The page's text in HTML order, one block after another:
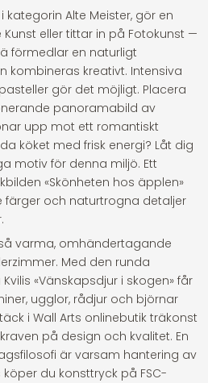
Alte Meister, gör en
eller tittar in på Fotokunst —
förmedlar en naturligt
kombineras kreativt. Intensiva
gör det möjligt. Placera
panoramabild av
upp mot ett romantiskt
köket med frisk energi? Låt dig
motiv för denna miljö. Ett
«Skönheten hos äpplen»
färger och naturtrogna detaljer
varma, omhändertagande
Med den runda
«Vänskapsdjur i skogen» får
ugglor, rådjur och björnar
i Wall Arts onlinebutik träkonst
på design och kvalitet. En
är varsam hantering av
du konsttryck på FSC-